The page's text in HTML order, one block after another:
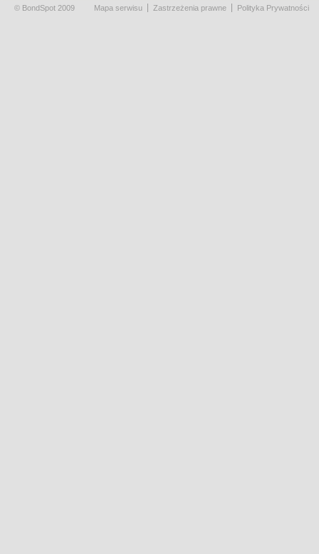
© BondSpot 2009 Mapa serwisu Zastrzeżenia prawne Polityka Prywatności